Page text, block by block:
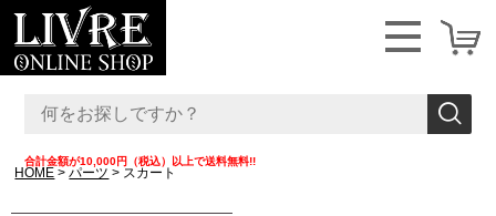
合計金額が10,000円（税込）以上で送料無料!!
HOME パーツ スカート